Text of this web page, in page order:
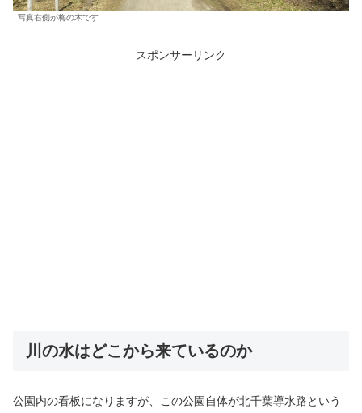
写真右側が梅の木です
スポンサーリンク
川の水はどこから来ているのか
公園内の看板になりますが、この公園自体が北千葉導水路という